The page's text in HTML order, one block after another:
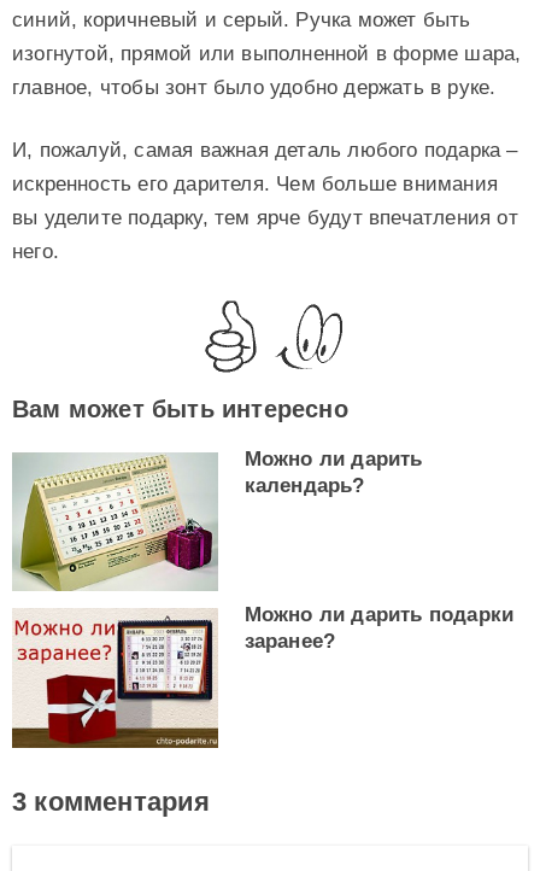
синий, коричневый и серый. Ручка может быть
изогнутой, прямой или выполненной в форме шара,
главное, чтобы зонт было удобно держать в руке.
И, пожалуй, самая важная деталь любого подарка –
искренность его дарителя. Чем больше внимания
вы уделите подарку, тем ярче будут впечатления от
него.
Вам может быть интересно
Можно ли дарить
календарь?
Можно ли дарить подарки
заранее?
3 комментария